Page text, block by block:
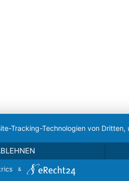
Tracking-Technologien von
&